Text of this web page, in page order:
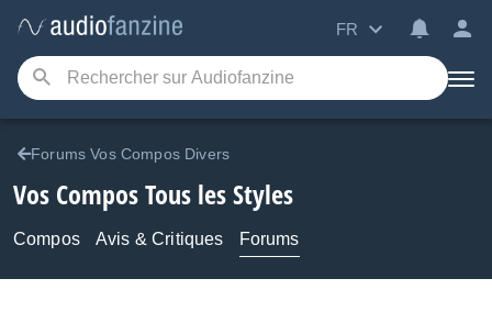
FR
Forums Vos Compos Divers
Vos Compos Tous les Styles
Compos Avis & Critiques Forums